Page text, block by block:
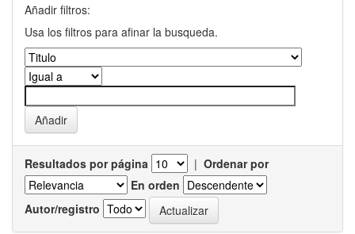
Añadir filtros:
Usa los filtros para afinar la busqueda.
Resultados por página | Ordenar por
En orden
Autor/registro